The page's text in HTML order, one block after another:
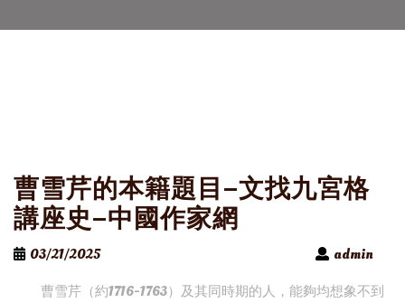
曹雪芹的本籍題目–文找九宮格
講座史–中國作家網
03/21/2025
admin
曹雪芹（約1716-1763）及其同時期的人，能夠均想象不到